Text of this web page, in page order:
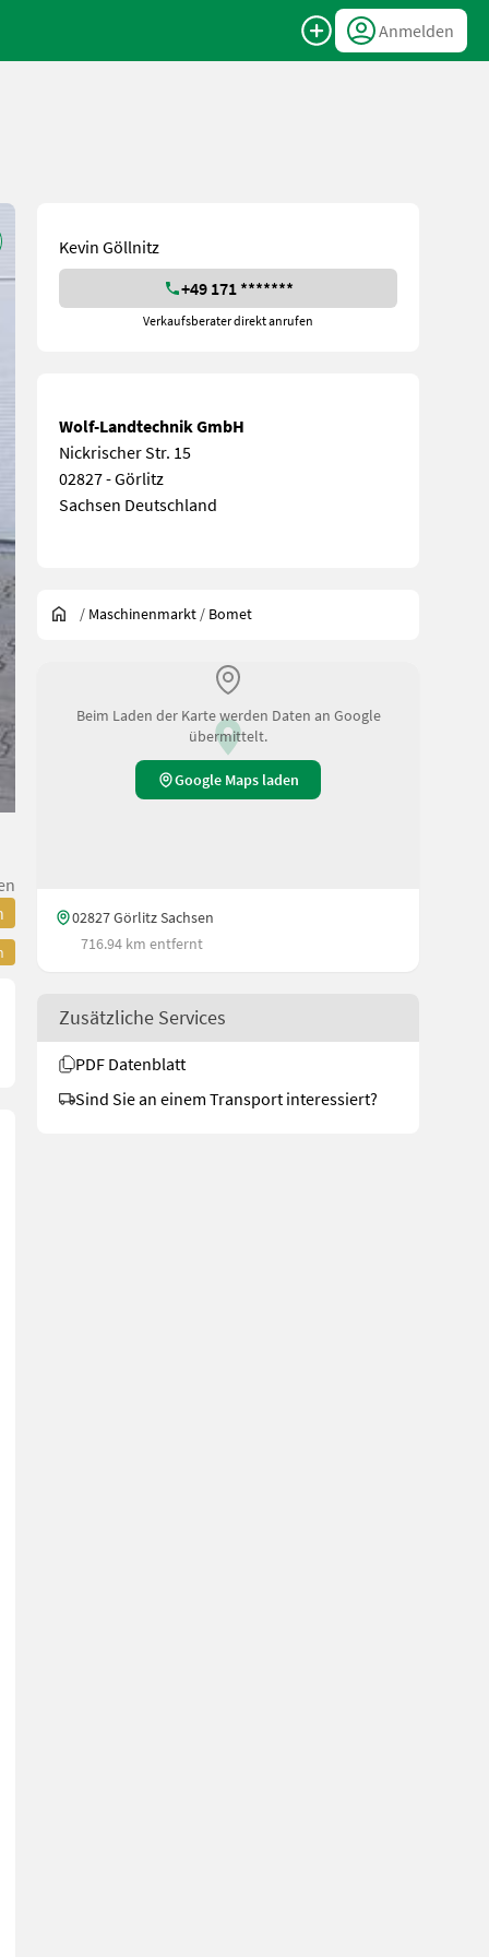
Anmelden
Kevin Göllnitz
+49 171 *******
Verkaufsberater direkt anrufen
Wolf-Landtechnik GmbH
Nickrischer Str. 15
02827 - Görlitz
Sachsen Deutschland
/ Maschinenmarkt / Bomet
Beim Laden der Karte werden Daten an Google
übermittelt.
Google Maps laden
02827 Görlitz Sachsen
716.94 km entfernt
Zusätzliche Services
PDF Datenblatt
Sind Sie an einem Transport interessiert?